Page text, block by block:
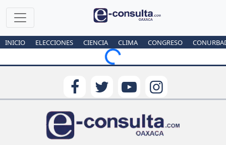
INICIO ELECCIONES CIENCIA CLIMA CONGRESO
Loading...